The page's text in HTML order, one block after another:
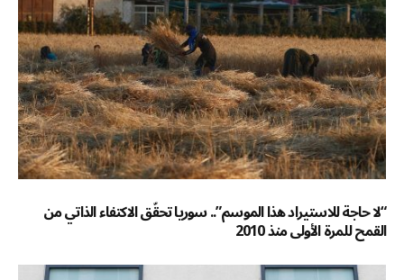
“لا حاجة للاستيراد هذا الموسم”.. سوريا تحقّق الاكتفاء الذاتي من
القمح للمرة الأولى منذ 2010